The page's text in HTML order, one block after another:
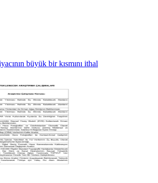
büyük bir kısmını ithal